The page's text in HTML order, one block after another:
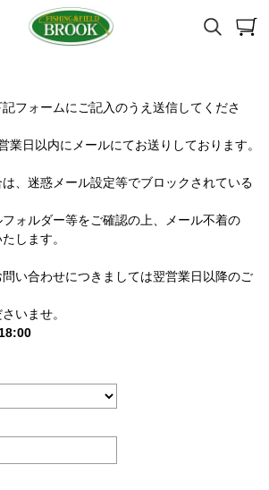
フォームにご記入のうえ送信してくださ
業日以内にメールにてお送りしております。
、迷惑メール設定等でブロックされている
ォルダー等をご確認の上、メール不着の
します。
い合わせにつきましては翌営業日以降のご
いませ。